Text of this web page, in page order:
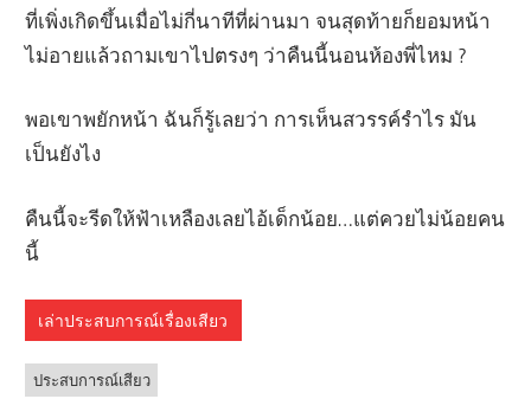
ที่เพิ่งเกิดขึ้นเมื่อไม่กี่นาทีที่ผ่านมา จนสุดท้ายก็ยอมหน้า
ไม่อายแล้วถามเขาไปตรงๆ ว่าคืนนี้นอนห้องพี่ไหม ?
พอเขาพยักหน้า ฉันก็รู้เลยว่า การเห็นสวรรค์รำไร มัน
เป็นยังไง
คืนนี้จะรีดให้ฟ้าเหลืองเลยไอ้เด็กน้อย…แต่ควยไม่น้อยคน
นี้
เล่าประสบการณ์เรื่องเสียว
ประสบการณ์เสียว